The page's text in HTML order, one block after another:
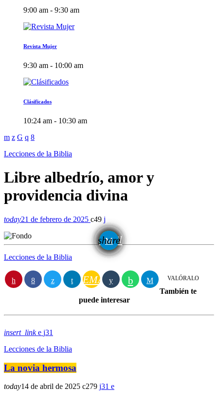
9:00 am - 9:30 am
Revista Mujer
9:30 am - 10:00 am
Clásificados
10:24 am - 10:30 am
Lecciones de la Biblia
Libre albedrío, amor y
providencia divina
today21 de febrero de 2025 49
share
email
Lecciones de la Biblia
EMAIL VALÓRALO
También te
puede interesar
insert_link
31
Lecciones de la Biblia
La novia hermosa
today14 de abril de 2025 279 31